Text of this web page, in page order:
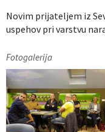
Novim prijateljem iz
uspehov pri varstvu
Fotogalerija